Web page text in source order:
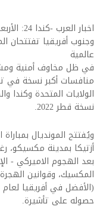
وجنوب أفريقيا تفتتحان
عالمية
في ظل مخاوف أمنية
منافسات أكبر نسخة في
نسخة قطر 2022.
ويُفتتح المونديال
أزتيكا بمدينة مكسيكو،
بعد الهجوم الاميركي -
المكسيك، وقوانين
حصوله على تأشيرة.